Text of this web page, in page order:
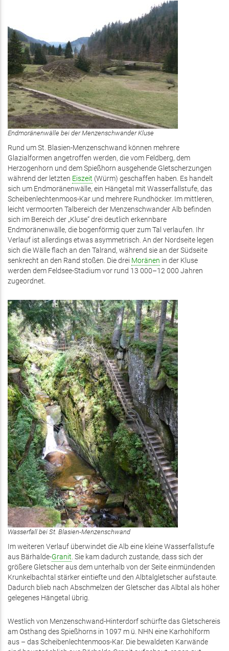
Endmoränenwälle bei der Menzenschwander Kluse
Rund um St. Blasien-Menzenschwand können mehrere
Glazialformen angetroffen werden, die vom Feldberg, dem
Herzogenhorn und dem Spießhorn ausgehende Gletscherzungen
während der letzten Eiszeit (Würm) geschaffen haben. Es handelt
sich um Endmoränenwälle, ein Hängetal mit Wasserfallstufe, das
Scheibenlechtenmoos-Kar und mehrere Rundhöcker. Im mittleren,
leicht vermoorten Talbereich der Menzenschwander Alb befinden
sich im Bereich der „Kluse“ drei deutlich erkennbare
Endmoränenwälle, die bogenförmig quer zum Tal verlaufen. Ihr
Verlauf ist allerdings etwas asymmetrisch. An der Nordseite legen
sich die Wälle flach an den Talrand, während sie an der Südseite
senkrecht an den Rand stoßen. Die drei Moränen in der Kluse
werden dem Feldsee-Stadium vor rund 13 000–12 000 Jahren
zugeordnet.
Wasserfall bei St. Blasien-Menzenschwand
Im weiteren Verlauf überwindet die Alb eine kleine Wasserfallstufe
aus Bärhalde-Granit. Sie kam dadurch zustande, dass sich der
größere Gletscher aus dem unterhalb von der Seite einmündenden
Krunkelbachtal stärker eintiefte und den Albtalgletscher aufstaute.
Dadurch blieb nach Abschmelzen der Gletscher das Albtal als höher
gelegenes Hängetal übrig.
Westlich von Menzenschwand-Hinterdorf schürfte das Gletschereis
am Osthang des Spießhorns in 1097 m ü. NHN eine Karhohlform
aus – das Scheibenlechtenmoos-Kar. Die bewaldeten Karwände